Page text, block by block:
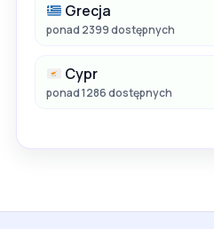
Grecja
ponad 2399 dostępnych
Cypr
ponad 1286 dostępnych